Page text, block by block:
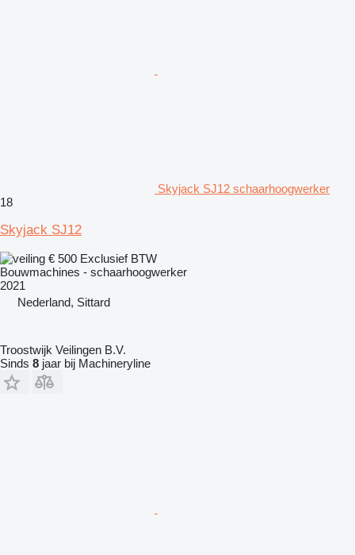
Skyjack SJ12 schaarhoogwerker
18
Skyjack SJ12
€ 500 Exclusief BTW
Bouwmachines - schaarhoogwerker
2021
Nederland, Sittard
Troostwijk Veilingen B.V.
Sinds 8 jaar bij Machineryline